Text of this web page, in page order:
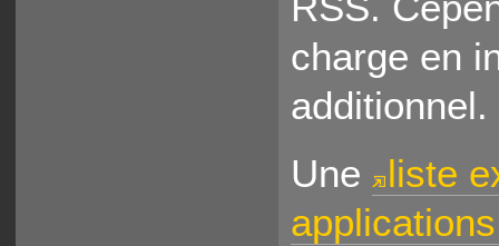
charge en
additionnel.
Une
liste